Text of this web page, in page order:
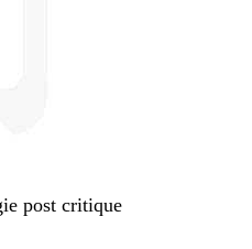
post critique